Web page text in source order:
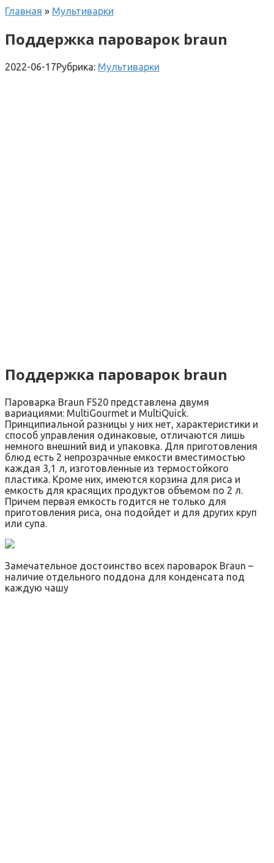
Главная » Мультиварки
Поддержка пароварок braun
2022-06-17Рубрика: Мультиварки
Поддержка пароварок braun
Пароварка Braun FS20 представлена двумя
вариациями: MultiGourmet и MultiQuick.
Принципиальной разницы у них нет, характеристики и
способ управления одинаковые, отличаются лишь
немного внешний вид и упаковка. Для приготовления
блюд есть 2 непрозрачные емкости вместимостью
каждая 3,1 л, изготовленные из термостойкого
пластика. Кроме них, имеются корзина для риса и
емкость для красящих продуктов объемом по 2 л.
Причем первая емкость годится не только для
приготовления риса, она подойдет и для других круп
или супа.
Замечательное достоинство всех пароварок Braun –
наличие отдельного поддона для конденсата под
каждую чашу